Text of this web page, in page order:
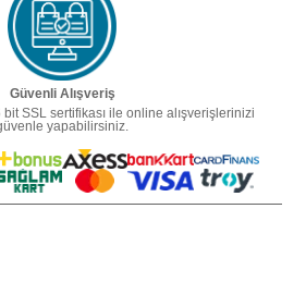
Güvenli Alışveriş
SSL sertifikası ile online alışverişlerinizi
yapabilirsiniz.